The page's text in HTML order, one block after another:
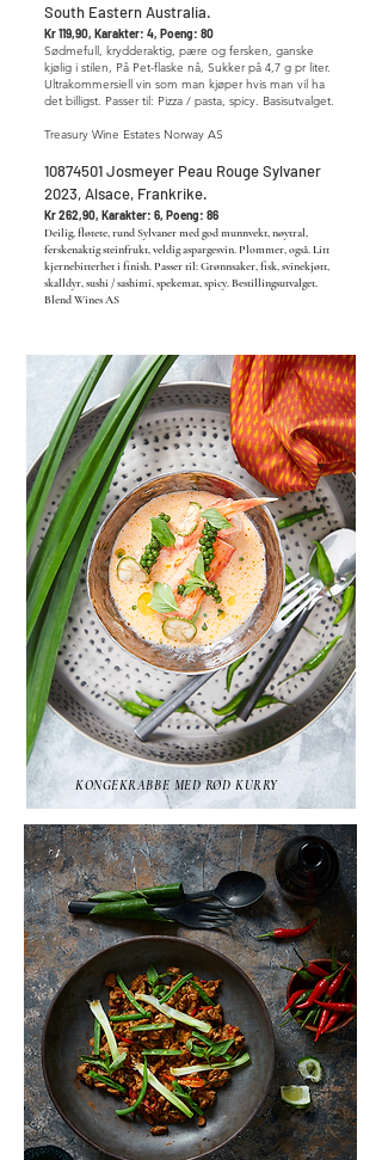
South Eastern Australia.
Kr 119,90, Karakter: 4, Poeng: 80
Sødmefull, krydderaktig, pære og fersken, ganske
kjølig i stilen, På Pet-flaske nå, Sukker på 4,7 g pr liter.
Ultrakommersiell vin som man kjøper hvis man vil ha
det billigst. Passer til: Pizza / pasta, spicy. Basisutvalget.
Treasury Wine Estates Norway AS
10874501Josmeyer Peau Rouge Sylvaner
2023, Alsace, Frankrike.
Kr 262,90, Karakter: 6, Poeng: 86
Deilig, fløtete, rund Sylvaner med god munnvekt, nøytral,
ferskenaktig steinfrukt, veldig aspargesvin. Plommer, også. Litt
kjernebitterhet i finish. Passer til: Grønnsaker, fisk, svinekjøtt,
skalldyr, sushi / sashimi, spekemat, spicy. Bestillingsutvalget.
Blend Wines AS
KONGEKRABBE MED RØD KURRY